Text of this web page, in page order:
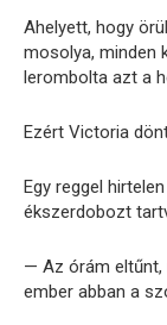
Ahelyett, hogy
mosolya, minden
lerombolta azt a
Ezért Victoria
Egy reggel
ékszerdobozt
— Az órám eltűnt,
ember abban a